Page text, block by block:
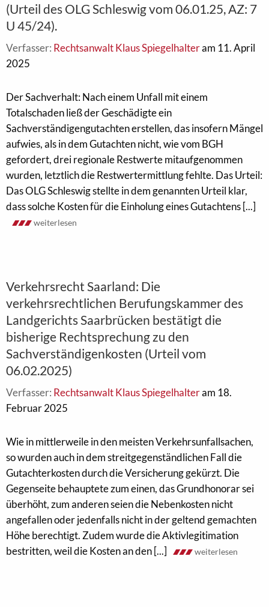
(Urteil des OLG Schleswig vom 06‌.01‌.‌25‌, AZ: 7
U ‌45‌/‌24‌).
Verfasser: Rechtsanwalt Klaus Spiegelhalteram 11. April
2025
Der Sachverhalt: Nach einem Unfall mit einem
Totalschaden ließ der Geschädigte ein
Sachverständigengutachten erstellen, das insofern Mängel
aufwies, als in dem Gutachten nicht, wie vom BGH
gefordert, drei regionale Restwerte mitaufgenommen
wurden, letztlich die Restwertermittlung fehlte. Das Urteil:
Das OLG Schleswig stellte in dem genannten Urteil klar,
dass solche Kosten für die Einholung eines Gutachtens [...]
weiterlesen
Verkehrsrecht Saarland: Die
verkehrsrechtlichen Berufungskammer des
Landgerichts Saarbrücken bestätigt die
bisherige Rechtsprechung zu den
Sachverständigenkosten (Urteil vom
06.02.2025)
Verfasser: Rechtsanwalt Klaus Spiegelhalteram 18.
Februar 2025
Wie in mittlerweile in den meisten Verkehrsunfallsachen,
so wurden auch in dem streitgegenständlichen Fall die
Gutachterkosten durch die Versicherung gekürzt. Die
Gegenseite behauptete zum einen, das Grundhonorar sei
überhöht, zum anderen seien die Nebenkosten nicht
angefallen oder jedenfalls nicht in der geltend gemachten
Höhe berechtigt. Zudem wurde die Aktivlegitimation
bestritten, weil die Kosten an den [...]
weiterlesen